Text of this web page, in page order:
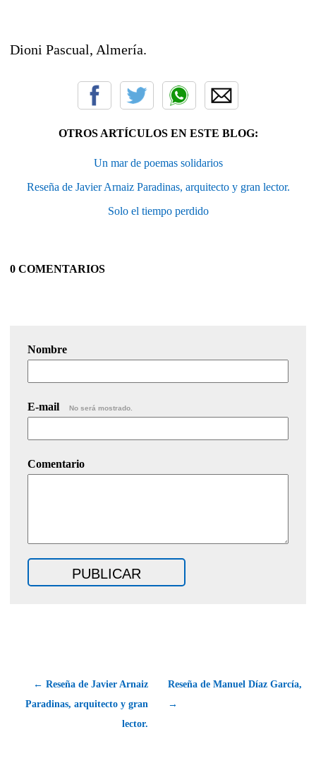
Dioni Pascual, Almería.
OTROS ARTÍCULOS EN ESTE BLOG:
Un mar de poemas solidarios
Reseña de Javier Arnaiz Paradinas, arquitecto y gran lector.
Solo el tiempo perdido
0 COMENTARIOS
Nombre
E-mail No será mostrado.
Comentario
← Reseña de Javier Arnaiz
Paradinas, arquitecto y gran
lector.
Reseña de Manuel Díaz García,
→